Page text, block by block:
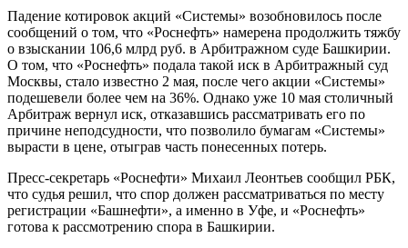
Падение котировок акций «Системы» возобновилось после
сообщений о том, что «Роснефть» намерена продолжить тяжбу
о взыскании 106,6 млрд руб. в Арбитражном суде Башкирии.
О том, что «Роснефть» подала такой иск в Арбитражный суд
Москвы, стало известно 2 мая, после чего акции «Системы»
подешевели более чем на 36%. Однако уже 10 мая столичный
Арбитраж вернул иск, отказавшись рассматривать его по
причине неподсудности, что позволило бумагам «Системы»
вырасти в цене, отыграв часть понесенных потерь.
Пресс-секретарь «Роснефти» Михаил Леонтьев сообщил РБК,
что судья решил, что спор должен рассматриваться по месту
регистрации «Башнефти», а именно в Уфе, и «Роснефть»
готова к рассмотрению спора в Башкирии.